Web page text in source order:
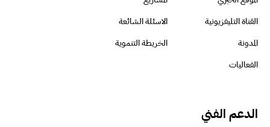
القناة التليفزيونية
الاسئلة الشائعة
المدونة
الخريطة التنموية
الفعاليات
الدعم الفني